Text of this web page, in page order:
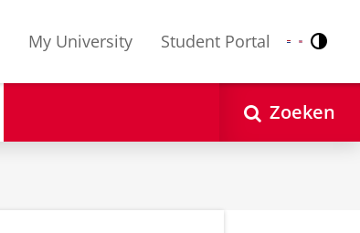
My University Student Portal Nederlands
English
Zoeken